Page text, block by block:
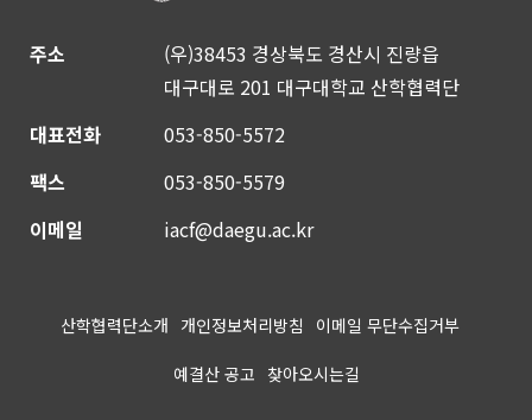
주소
대표전화
팩스
이메일
(우)38453 경상북도 경산시 진량읍
대구대로 201 대구대학교 산학협력단
053-850-5572
053-850-5579
iacf@daegu.ac.kr
산학협력단소개 개인정보처리방침 이메일 무단수집거부
예결산 공고 찾아오시는길